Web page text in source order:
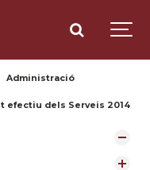
Administració
efectiu dels Serveis 2014